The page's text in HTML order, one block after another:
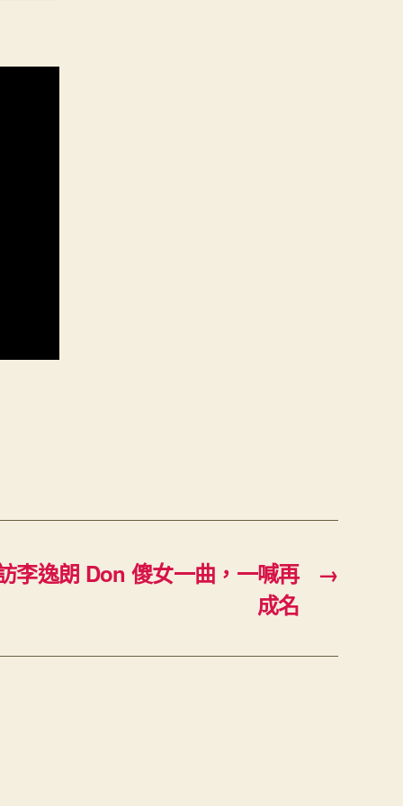
→
李逸朗 Don 傻女一曲，一喊再
成名